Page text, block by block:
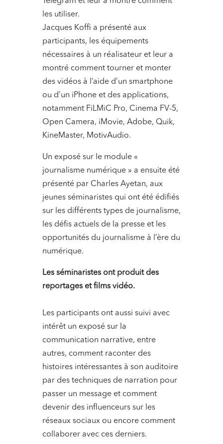
les utiliser.
Jacques Koffi a présenté aux
participants, les équipements
nécessaires à un réalisateur et leur a
montré comment tourner et monter
des vidéos à l’aide d’un smartphone
ou d’un iPhone et des applications,
notamment FiLMiC Pro, Cinema FV-5,
Open Camera, iMovie, Adobe, Quik,
KineMaster, MotivAudio.
Un exposé sur le module «
journalisme numérique » a ensuite été
présenté par Charles Ayetan, aux
jeunes séminaristes qui ont été édifiés
sur les différents types de journalisme,
les défis actuels de la presse et les
opportunités du journalisme à l’ère du
numérique.
Les séminaristes ont produit des
reportages et films vidéo.
Les participants ont aussi suivi avec
intérêt un exposé sur la
communication narrative, entre
autres, comment raconter des
histoires intéressantes à son auditoire
par des techniques de narration pour
passer un message et comment
devenir des influenceurs sur les
réseaux sociaux ou encore comment
collaborer avec ces derniers.